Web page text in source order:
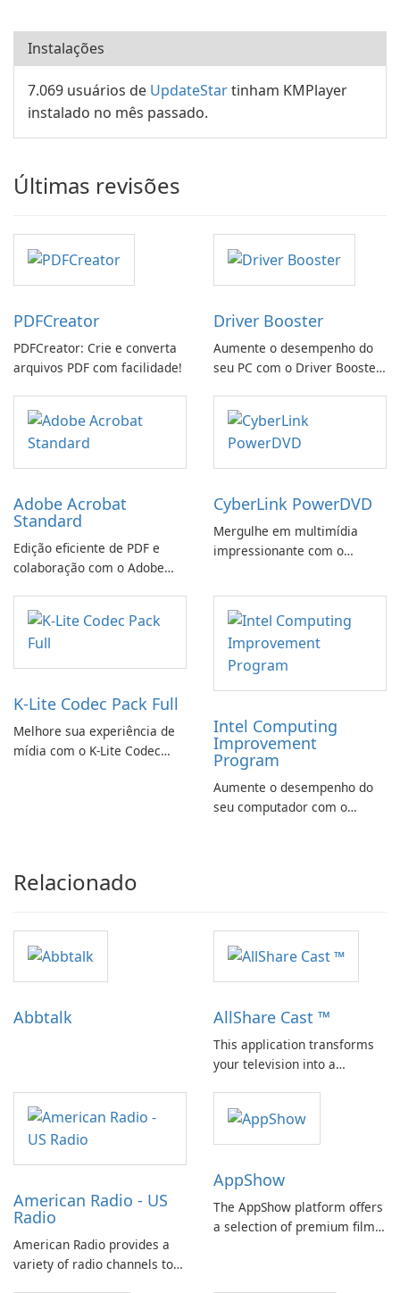
Instalações
7.069 usuários de UpdateStartinham KMPlayer
instalado no mês passado.
Últimas revisões
PDFCreator
PDFCreator: Crie e converta
arquivos PDF com facilidade!
Driver Booster
Aumente o desempenho do
seu PC com o Driver Booster
Adobe Acrobat
Standard
Edição eficiente de PDF e
colaboração com o Adobe
CyberLink PowerDVD
Mergulhe em multimídia
impressionante com o
K-Lite Codec Pack Full
Melhore sua experiência de
mídia com o K-Lite Codec
Intel Computing
Improvement
Program
Aumente o desempenho do
seu computador com o
Relacionado
Abbtalk AllShare Cast ™
This application transforms
your television into a
mirroring and content
casting from mobile devices.
American Radio - US
Radio
American Radio provides a
variety of radio channels to
AppShow
The AppShow platform offers
a selection of premium films